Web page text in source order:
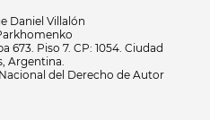
Daniel Villalón
673. Piso 7. CP: 1054. Ciudad
Argentina.
del Derecho de Autor